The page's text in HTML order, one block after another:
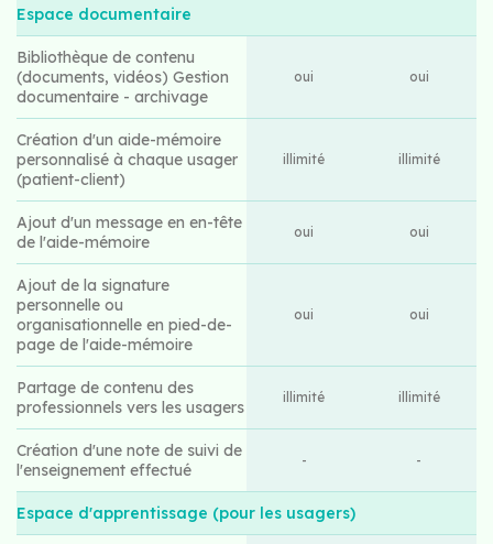
Espace documentaire
Bibliothèque de contenu
(documents, vidéos) Gestion
documentaire - archivage
oui oui
Création d'un aide-mémoire
personnalisé à chaque usager
(patient-client)
illimité illimité
Ajout d'un message en en-tête
de l'aide-mémoire
oui oui
Ajout de la signature
personnelle ou
organisationnelle en pied-de-
page de l'aide-mémoire
oui oui
Partage de contenu des
professionnels vers les usagers
illimité illimité
Création d'une note de suivi de
l'enseignement effectué
- -
Espace d'apprentissage (pour les usagers)